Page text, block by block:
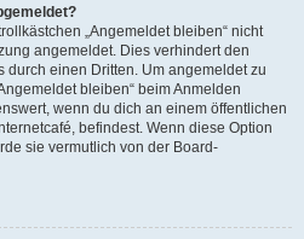
„Angemeldet bleiben“ nicht
angemeldet. Dies verhindert den
durch einen Dritten. Um angemeldet zu
bleiben“ beim Anmelden
wenn du dich an einem öffentlichen
befindest. Wenn diese Option
sie vermutlich von der Board-